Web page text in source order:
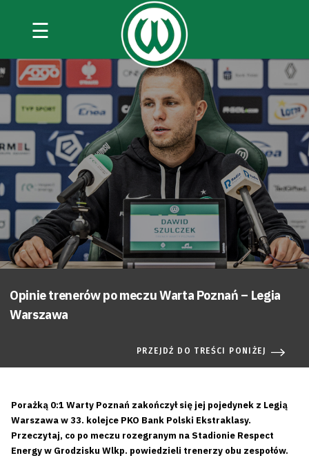
☰
Opinie trenerów po meczu Warta Poznań – Legia
Warszawa
PRZEJDŹ DO TREŚCI PONIŻEJ
Porażką 0:1 Warty Poznań zakończył się jej pojedynek z Legią
Warszawa w 33. kolejce PKO Bank Polski Ekstraklasy.
Przeczytaj, co po meczu rozegranym na Stadionie Respect
Energy w Grodzisku Wlkp. powiedzieli trenerzy obu zespołów.